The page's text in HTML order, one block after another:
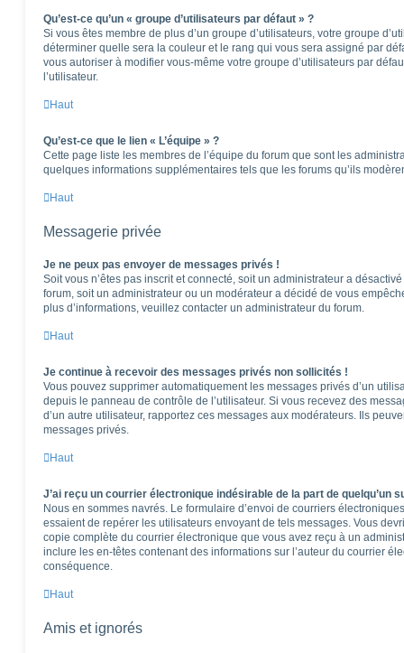
Qu’est-ce qu’un « groupe d’utilisateurs par défaut » ?
Si vous êtes membre de plus d’un groupe d’utilisateurs, votre groupe
déterminer quelle sera la couleur et le rang qui vous sera assigné par
vous autoriser à modifier vous-même votre groupe d’utilisateurs par
l’utilisateur.
Haut
Qu’est-ce que le lien « L’équipe » ?
Cette page liste les membres de l’équipe du forum que sont les
quelques informations supplémentaires tels que les forums qu’ils
Haut
Messagerie privée
Je ne peux pas envoyer de messages privés !
Soit vous n’êtes pas inscrit et connecté, soit un administrateur a
forum, soit un administrateur ou un modérateur a décidé de vous
plus d’informations, veuillez contacter un administrateur du forum.
Haut
Je continue à recevoir des messages privés non sollicités !
Vous pouvez supprimer automatiquement les messages privés d’un
depuis le panneau de contrôle de l’utilisateur. Si vous recevez des
d’un autre utilisateur, rapportez ces messages aux modérateurs. Ils
messages privés.
Haut
J’ai reçu un courrier électronique indésirable de la part de quelqu’un
Nous en sommes navrés. Le formulaire d’envoi de courriers
essaient de repérer les utilisateurs envoyant de tels messages. Vous
copie complète du courrier électronique que vous avez reçu à un
inclure les en-têtes contenant des informations sur l’auteur du courrier
conséquence.
Haut
Amis et ignorés